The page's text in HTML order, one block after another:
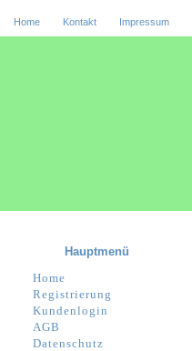
Home Kontakt Impressum
Hauptmenü
Home
Registrierung
Kundenlogin
AGB
Datenschutz